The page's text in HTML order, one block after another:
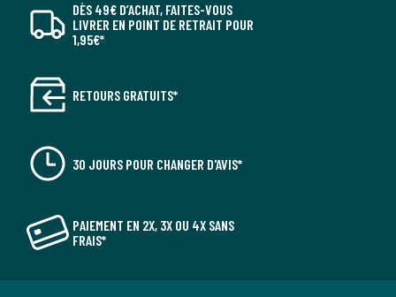
DÈS 49€ D’ACHAT, FAITES-VOUS
LIVRER EN POINT DE RETRAIT POUR
1,95€*
RETOURS GRATUITS*
30 JOURS POUR CHANGER D'AVIS*
PAIEMENT EN 2X, 3X OU 4X SANS
FRAIS*